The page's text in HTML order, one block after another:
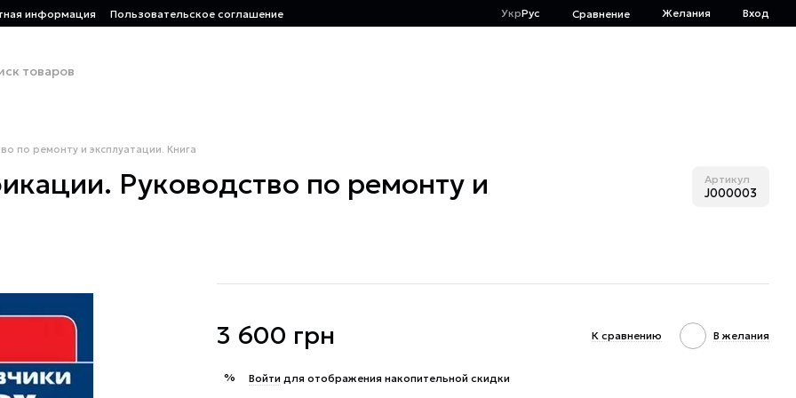
информация Пользовательское соглашение УкрРус Сравнение Желания Вход
по ремонту и эксплуатации. Книга
Руководство по ремонту и
Артикул
J000003
3 600 грн К сравнению В желания
% Войти для отображения накопительной скидки